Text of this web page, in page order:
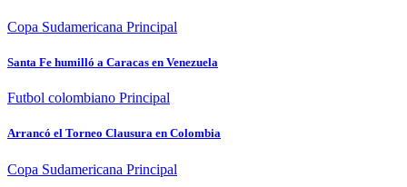
Copa Sudamericana Principal
Santa Fe humilló a Caracas en Venezuela
Futbol colombiano Principal
Arrancó el Torneo Clausura en Colombia
Copa Sudamericana Principal